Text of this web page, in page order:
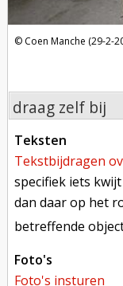
Coen Manche (29-2-
draag zelf bij
teksten
tekstbijdragen
specifiek iets
dan daar op het
betreffende
foto's
foto's insturen